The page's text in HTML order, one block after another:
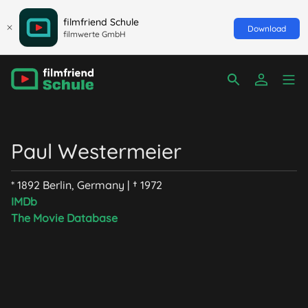
filmfriend Schule
filmwerte GmbH
Download
Paul Westermeier
* 1892 Berlin, Germany | † 1972
IMDb
The Movie Database